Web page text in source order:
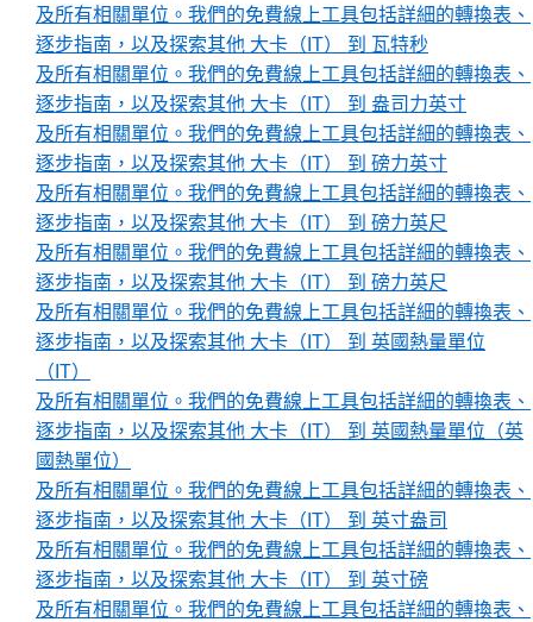
及所有相關單位。我們的免費線上工具包括詳細的轉換表、
逐步指南，以及探索其他 大卡（IT） 到 瓦特秒
及所有相關單位。我們的免費線上工具包括詳細的轉換表、
逐步指南，以及探索其他 大卡（IT） 到 盎司力英寸
及所有相關單位。我們的免費線上工具包括詳細的轉換表、
逐步指南，以及探索其他 大卡（IT） 到 磅力英寸
及所有相關單位。我們的免費線上工具包括詳細的轉換表、
逐步指南，以及探索其他 大卡（IT） 到 磅力英尺
及所有相關單位。我們的免費線上工具包括詳細的轉換表、
逐步指南，以及探索其他 大卡（IT） 到 磅力英尺
及所有相關單位。我們的免費線上工具包括詳細的轉換表、
逐步指南，以及探索其他 大卡（IT） 到 英國熱量單位
（IT）
及所有相關單位。我們的免費線上工具包括詳細的轉換表、
逐步指南，以及探索其他 大卡（IT） 到 英國熱量單位（英
國熱單位）
及所有相關單位。我們的免費線上工具包括詳細的轉換表、
逐步指南，以及探索其他 大卡（IT） 到 英寸盎司
及所有相關單位。我們的免費線上工具包括詳細的轉換表、
逐步指南，以及探索其他 大卡（IT） 到 英寸磅
及所有相關單位。我們的免費線上工具包括詳細的轉換表、